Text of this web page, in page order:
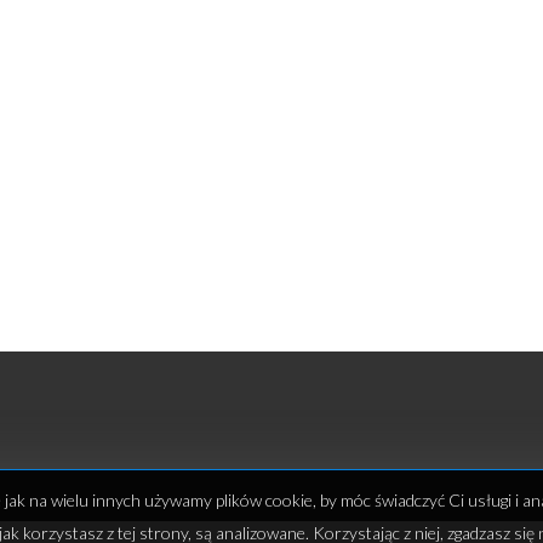
na wielu innych używamy plików cookie, by móc świadczyć Ci usługi i
korzystasz z tej strony, są analizowane. Korzystając z niej, zgadzasz się